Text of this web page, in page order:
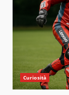
Curiosità